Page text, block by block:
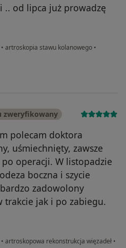
.. od lipca już prowadzę
• artroskopia stawu kolanowego •
zweryfikowany
polecam doktora
uśmiechnięty, zawsze
operacji. W listopadzie
boczna i szycie
zadowolony
trakcie jak i po zabiegu.
• artroskopowa rekonstrukcja więzadeł •